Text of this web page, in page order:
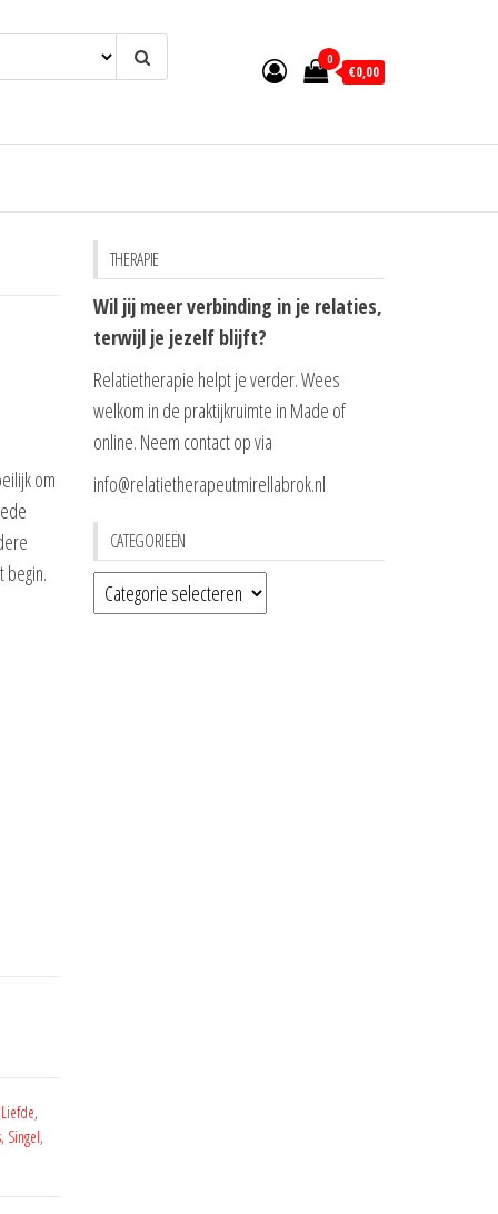
0
€0,00
om
begin.
Liefde,
, Singel,
THERAPIE
Wil jij meer verbinding in je relaties,
terwijl je jezelf blijft?
Relatietherapie helpt je verder. Wees
welkom in de praktijkruimte in Made of
online. Neem contact op via
info@relatietherapeutmirellabrok.nl
CATEGORIEËN
Categorieën